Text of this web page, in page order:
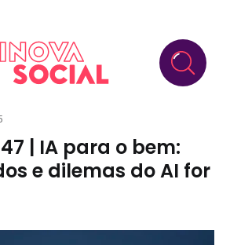
| IA para o bem:
e dilemas do AI for